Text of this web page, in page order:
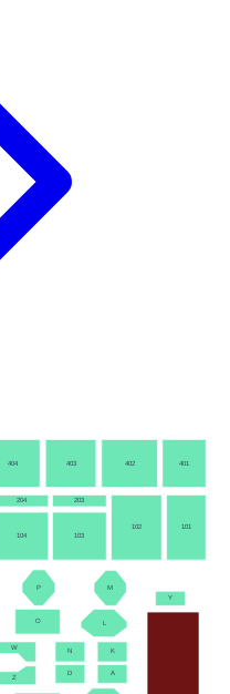
101
102
103
104
401
402
403
404
203
204
Y
A
K
L
M
D
N
O
P
W
Z